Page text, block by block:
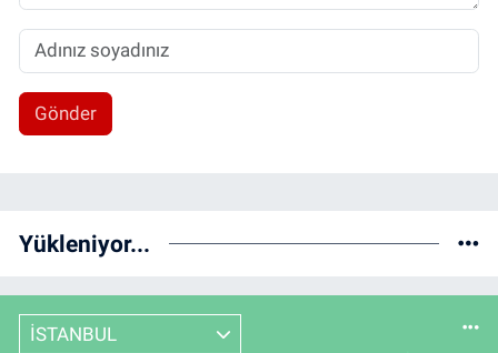
Gönder
Yükleniyor...
İSTANBUL